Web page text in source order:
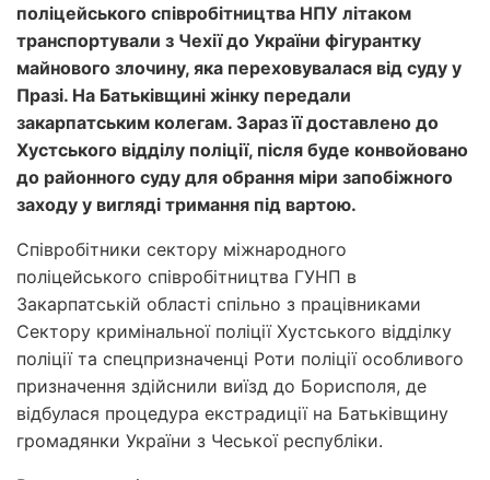
поліцейського співробітництва НПУ літаком
транспортували з Чехії до України фігурантку
майнового злочину, яка переховувалася від суду у
Празі. На Батьківщині жінку передали
закарпатським колегам. Зараз її доставлено до
Хустського відділу поліції, після буде конвойовано
до районного суду для обрання міри запобіжного
заходу у вигляді тримання під вартою.
Співробітники сектору міжнародного
поліцейського співробітництва ГУНП в
Закарпатській області спільно з працівниками
Сектору кримінальної поліції Хустського відділку
поліції та спецпризначенці Роти поліції особливого
призначення здійснили виїзд до Борисполя, де
відбулася процедура екстрадиції на Батьківщину
громадянки України з Чеської республіки.